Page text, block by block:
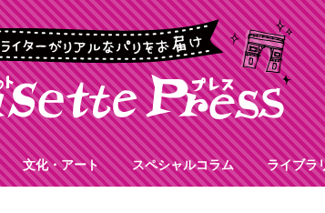
文化・アート スペシャルコラム ライブラ